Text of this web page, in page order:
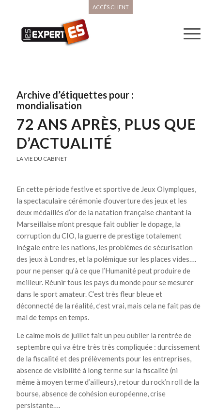
ACCÈS CLIENT
Archive d’étiquettes pour :
mondialisation
72 ANS APRÈS, PLUS QUE
D’ACTUALITÉ
LA VIE DU CABINET
En cette période festive et sportive de Jeux Olympiques,
la spectaculaire cérémonie d’ouverture des jeux et les
deux médaillés d’or de la natation française chantant la
Marseillaise m’ont presque fait oublier le dopage, la
corruption du CIO, la guerre de prestige totalement
inégale entre les nations, les problèmes de sécurisation
des jeux à Londres, et la polémique sur les places vides….
pour ne penser qu’à ce que l’Humanité peut produire de
meilleur. Réunir tous les pays du monde pour se mesurer
dans le sport amateur. C’est très fleur bleue et
déconnecté de la réalité, c’est vrai, mais cela ne fait pas de
mal de temps en temps.
Le calme mois de juillet fait un peu oublier la rentrée de
septembre qui va être très très compliquée : durcissement
de la fiscalité et des prélèvements pour les entreprises,
absence de visibilité à long terme sur la fiscalité (ni
même à moyen terme d’ailleurs), retour du rock’n roll de la
bourse, absence de cohésion européenne, crise
persistante….